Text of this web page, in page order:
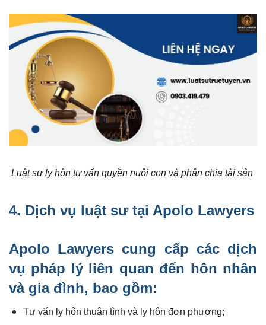
Luật sư ly hôn tư vấn quyền nuôi con và phân chia tài sản
4. Dịch vụ luật sưtại Apolo Lawyers
Apolo Lawyers cung cấp các dịch
vụ pháp lý liên quan đến hôn nhân
và gia đình, bao gồm:
Tư vấn ly hôn thuận tình và ly hôn đơn phương;